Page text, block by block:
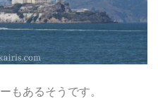
もあるそうです。